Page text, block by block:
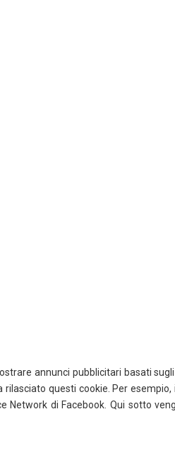
annunci pubblicitari basati
questi cookie. Per
Network di Facebook. Qui sotto